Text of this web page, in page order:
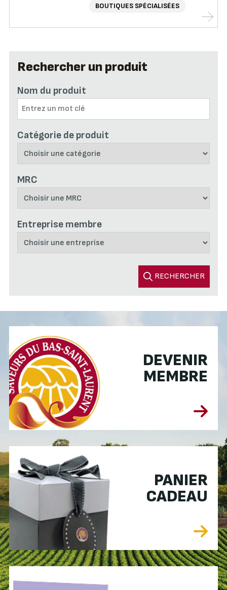
Rechercher un produit
Nom du produit
Catégorie de produit
MRC
Entreprise membre
RECHERCHER
BOUTIQUES SPÉCIALISÉES
DEVENIR
MEMBRE
PANIER
CADEAU